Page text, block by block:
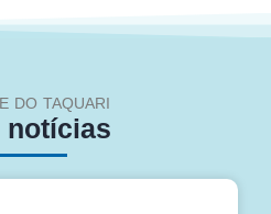
DO TAQUARI
notícias